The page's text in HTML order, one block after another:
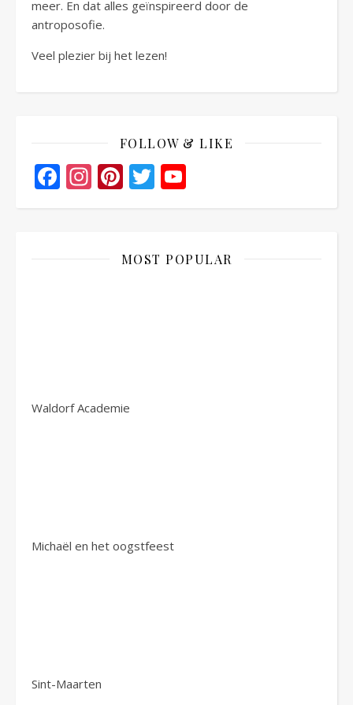
meer. En dat alles geïnspireerd door de
antroposofie.
Veel plezier bij het lezen!
FOLLOW & LIKE
Facebook
Instagram
Pinterest
Twitter
Channel
MOST POPULAR
Waldorf Academie
Michaël en het oogstfeest
Sint-Maarten